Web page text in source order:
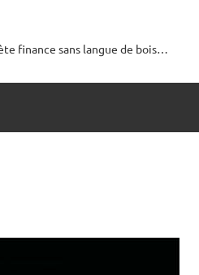
finance sans langue de bois…